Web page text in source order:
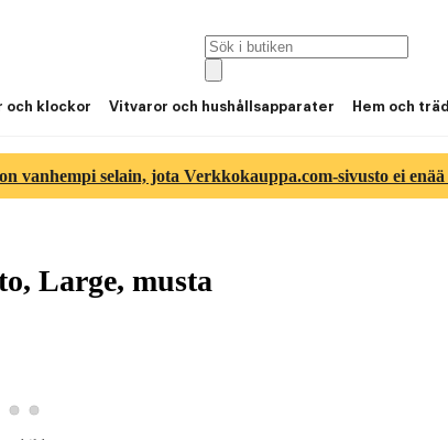
och klockor Vitvaror och hushållsapparater Hem och
vanhempi selain, jota Verkkokauppa.com-sivusto ei
Large, musta
12
produktbild 3
Visa produktbild 4
Visa produktbild 5